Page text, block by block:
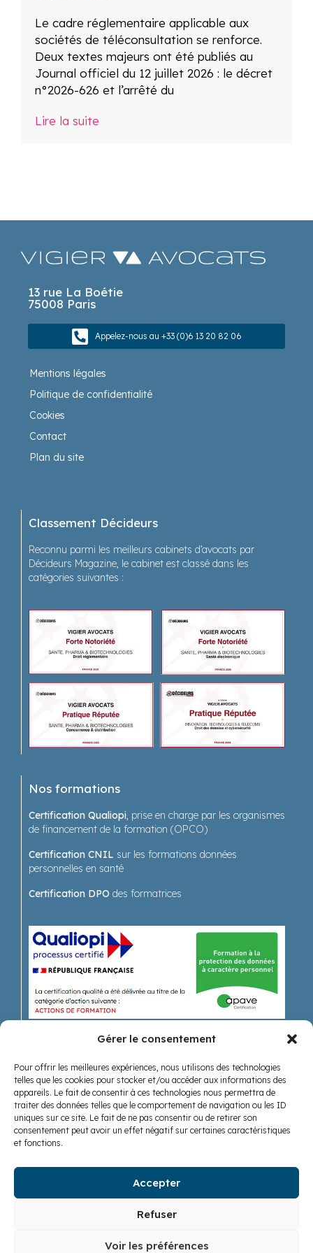
Gérer le consentement
Pour offrir les meilleures expériences, nous utilisons des technologies
telles que les cookies pour stocker et/ou accéder aux informations des
appareils. Le fait de consentir à ces technologies nous permettra de
traiter des données telles que le comportement de navigation ou les ID
uniques sur ce site. Le fait de ne pas consentir ou de retirer son
consentement peut avoir un effet négatif sur certaines caractéristiques
et fonctions.
Accepter
Refuser
Voir les préférences
Le cadre réglementaire applicable aux
sociétés de téléconsultation se renforce.
Deux textes majeurs ont été publiés au
Journal officiel du 12 juillet 2026 : le décret
n°2026-626 et l’arrêté du
Lire la suite
13 rue La Boétie
75008 Paris
Appelez-nous au +33 (0)6 13 20 82 06
Mentions légales
Politique de confidentialité
Cookies
Contact
Plan du site
Classement Décideurs
Reconnu parmi les meilleurs cabinets d’avocats par
Décideurs Magazine, le cabinet est classé dans les
catégories suivantes :
Nos formations
Certification Qualiopi, prise en charge par les organismes
de financement de la formation (OPCO)
Certification CNIL sur les formations données
personnelles en santé
Certification DPO des formatrices
Recevoir nos actualités
Nous suivre